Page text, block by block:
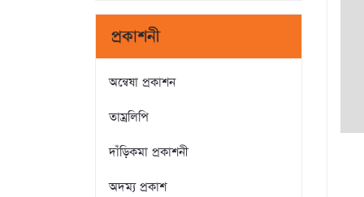
প্রকাশনী
অন্বেষা প্রকাশন
তাম্রলিপি
দাঁড়িকমা প্রকাশনী
অদম্য প্রকাশ